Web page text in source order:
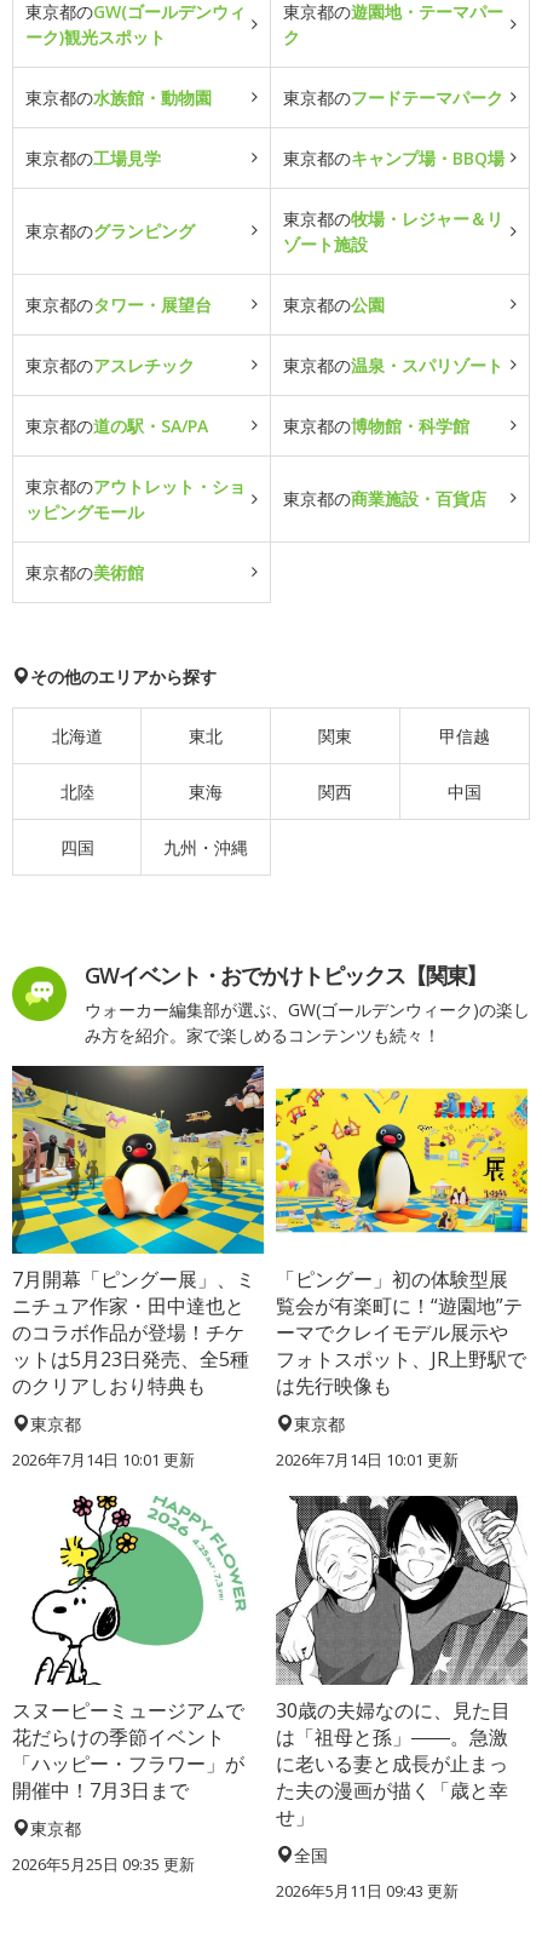
東京都のGW(ゴールデンウィ
ーク)観光スポット
東京都の遊園地・テーマパー
ク
東京都の水族館・動物園 東京都のフードテーマパーク
東京都の工場見学 東京都のキャンプ場・BBQ場
東京都のグランピング
東京都の牧場・レジャー＆リ
ゾート施設
東京都のタワー・展望台 東京都の公園
東京都のアスレチック 東京都の温泉・スパリゾート
東京都の道の駅・SA/PA 東京都の博物館・科学館
東京都のアウトレット・ショ
ッピングモール
東京都の商業施設・百貨店
東京都の美術館
その他のエリアから探す
北海道 東北 関東 甲信越
北陸 東海 関西 中国
四国 九州・沖縄
GWイベント・おでかけトピックス【関東】
ウォーカー編集部が選ぶ、GW(ゴールデンウィーク)の楽し
み方を紹介。家で楽しめるコンテンツも続々！
7月開幕「ピングー展」、ミ
ニチュア作家・田中達也と
のコラボ作品が登場！チケ
ットは5月23日発売、全5種
のクリアしおり特典も
東京都
2026年7月14日 10:01 更新
「ピングー」初の体験型展
覧会が有楽町に！“遊園地”テ
ーマでクレイモデル展示や
フォトスポット、JR上野駅で
は先行映像も
東京都
2026年7月14日 10:01 更新
スヌーピーミュージアムで
花だらけの季節イベント
「ハッピー・フラワー」が
開催中！7月3日まで
東京都
2026年5月25日 09:35 更新
30歳の夫婦なのに、見た目
は「祖母と孫」――。急激
に老いる妻と成長が止まっ
た夫の漫画が描く「歳と幸
せ」
全国
2026年5月11日 09:43 更新